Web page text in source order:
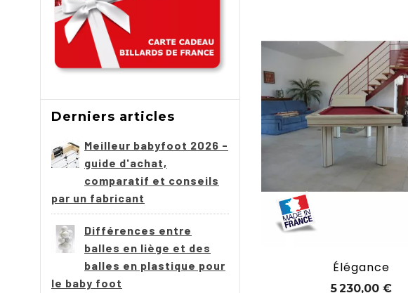
Derniers articles
Meilleur babyfoot 2026 -
guide d'achat,
comparatif et conseils
par un fabricant
Différences entre
balles en liège et des
balles en plastique pour
le baby foot
Élégance
5 230,00 €Prix